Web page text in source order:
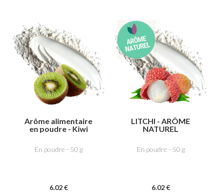
Arôme alimentaire
en poudre - Kiwi
En poudre - 50 g
6.02 €
LITCHI - ARÔME
NATUREL
En poudre - 50 g
6.02 €